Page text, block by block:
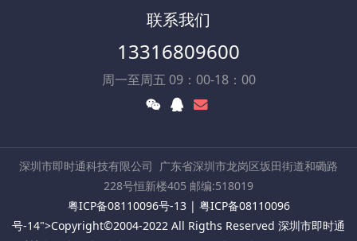
联系我们
13316809600
周一至周五 09：00-18：00
深圳市即时通科技有限公司
广东省深圳市龙岗区坂田街道和磡路
228号恒新楼405 邮编:518019
粤ICP备08110096号-13| 粤ICP备08110096
号-14">Copyright©2004-2022 All Rigths Reserved 深圳市即时通